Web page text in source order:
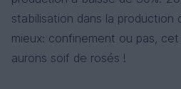
stabilisation dans la
mieux: confinement ou pas,
aurons soif de rosés !